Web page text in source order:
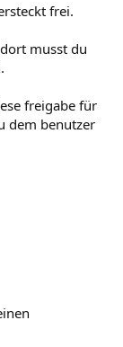
frei.
musst du
freigabe für
dem benutzer